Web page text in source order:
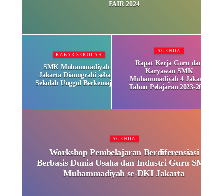
FAIR 2024
KABAR SEKOLAH
SMK Muhammadiyah 4
Jakarta Dianugrahi sebagai
Sekolah Unggul Berkemajuan
AGENDA
Rapat Kerja Guru dan
Karyawan SMK
Muhammadiyah 4 Jakarta
Tahun Pelajaran 2023-2024
AGENDA
Workshop Pembelajaran Berdiferensiasi
Berbasis Dunia Usaha dan Industri Guru SMK
Muhammadiyah se-DKI Jakarta